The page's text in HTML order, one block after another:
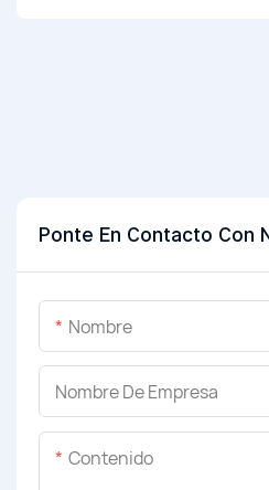
Ponte En Contacto Con
Nombre
Nombre De Empresa
Contenido